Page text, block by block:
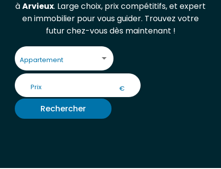
àArvieux. Large choix, prix compétitifs, et expert
en immobilier pour vous guider. Trouvez votre
futur chez-vous dès maintenant !
Appartement
€
Rechercher